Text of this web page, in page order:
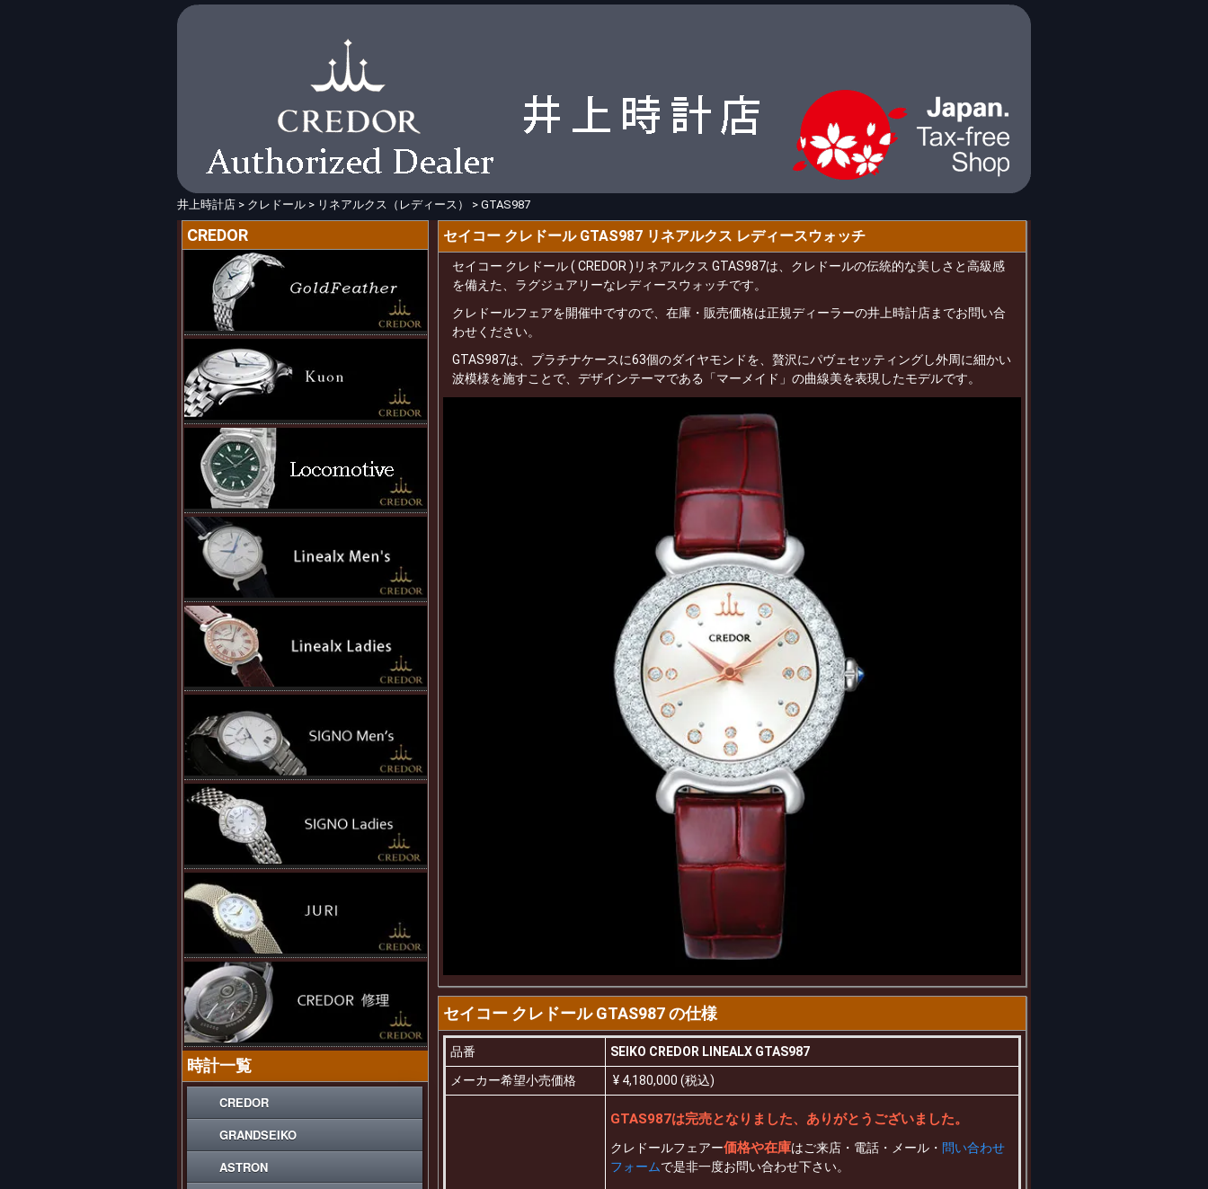
井上時計店 > クレドール > リネアルクス（レディース） > GTAS987
セイコー クレドール GTAS987 リネアルクス レディースウォッチ
セイコー クレドール ( CREDOR )リネアルクス GTAS987は、クレドールの伝統的な美しさと高級感
を備えた、ラグジュアリーなレディースウォッチです。
クレドールフェアを開催中ですので、在庫・販売価格は正規ディーラーの井上時計店までお問い合
わせください。
GTAS987は、プラチナケースに63個のダイヤモンドを、贅沢にパヴェセッティングし外周に細かい
波模様を施すことで、デザインテーマである「マーメイド」の曲線美を表現したモデルです。
セイコー クレドール GTAS987 の仕様
品番
SEIKO CREDOR LINEALX GTAS987
メーカー希望小売価格
¥ 4,180,000 (税込)
GTAS987は完売となりました、ありがとうございました。
クレドールフェアー価格や在庫はご来店・電話・メール・ 問い合わせ
フォームで是非一度お問い合わせ下さい。
CREDOR
時計一覧
CREDOR
GRANDSEIKO
ASTRON